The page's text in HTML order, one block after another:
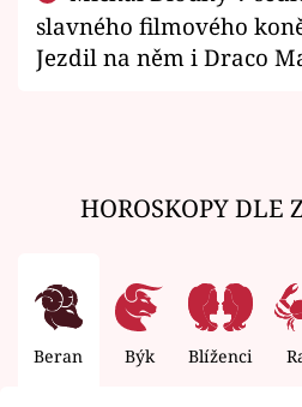
slavného filmového
Jezdil na něm i Draco
HOROSKOPY DLE
Beran Býk Blíženci